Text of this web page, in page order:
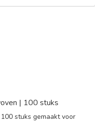
| 100 stuks
stuks gemaakt voor